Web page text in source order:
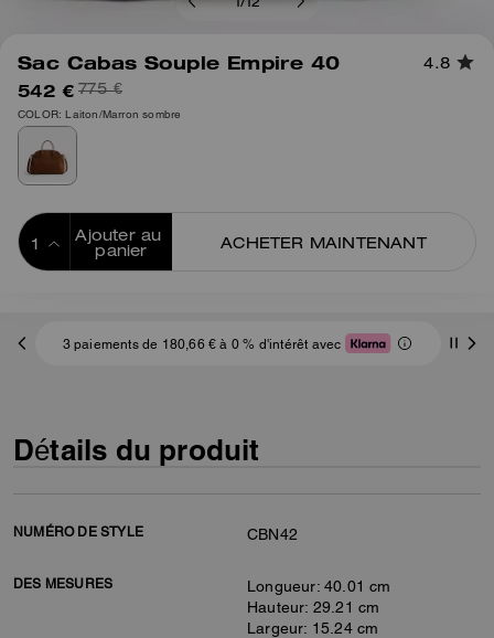
/ 12
Sac Cabas Souple Empire 40 4.8
542 € 775 €
COLOR: Laiton/Marron sombre
Ajouter au
panier
ACHETER MAINTENANT
3 paiements de 180,66 € à 0 % d'intérêt avec
Détails du produit
NUMÉRO DE STYLE CBN42
DES MESURES
Longueur: 40.01 cm
Hauteur: 29.21 cm
Largeur: 15.24 cm